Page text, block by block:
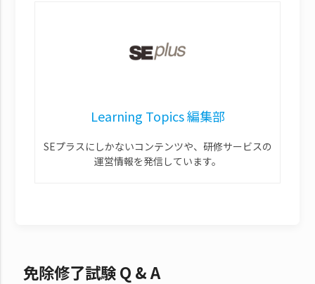
Learning Topics 編集部
SEプラスにしかないコンテンツや、研修サービスの
運営情報を発信しています。
免除修了試験 Q & A